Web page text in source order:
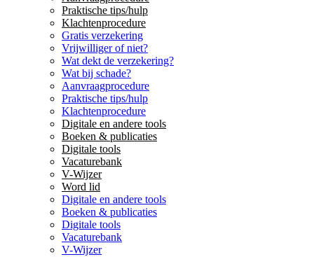
Praktische tips/hulp
Klachtenprocedure
Gratis verzekering
Vrijwilliger of niet?
Wat dekt de verzekering?
Wat bij schade?
Aanvraagprocedure
Praktische tips/hulp
Klachtenprocedure
Digitale en andere tools
Boeken & publicaties
Digitale tools
Vacaturebank
V-Wijzer
Word lid
Digitale en andere tools
Boeken & publicaties
Digitale tools
Vacaturebank
V-Wijzer